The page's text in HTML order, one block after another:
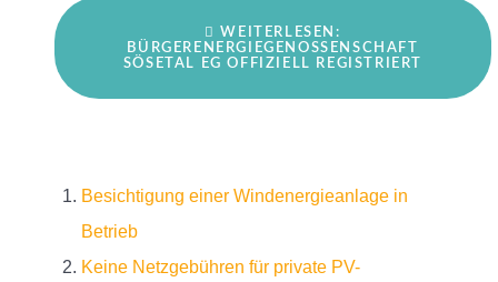
WEITERLESEN:
BÜRGERENERGIEGENOSSENSCHAFT
SÖSETAL EG OFFIZIELL REGISTRIERT
Besichtigung einer Windenergieanlage in
Betrieb
Keine Netzgebühren für private PV-